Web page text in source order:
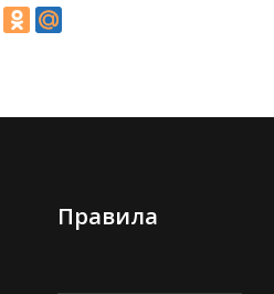
Правила